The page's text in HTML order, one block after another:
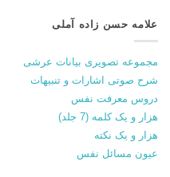
علامه حسن زاده آملی
مجموعه تصویری بیانات عرشی
شرح صوتی اشارات و تنبیهات
دروس معرفت نفس
هزار و یک کلمه (7 جلد)
هزار و یک نکته
عیون مسائل نفس